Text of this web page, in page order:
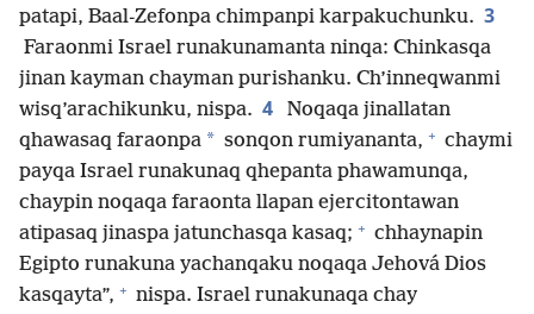
patapi, Baal-Zefonpa chimpanpi karpakuchunku. 3
Faraonmi Israel runakunamanta ninqa: Chinkasqa
jinan kayman chayman purishanku. Ch’inneqwanmi
wisq’arachikunku, nispa. 4
Noqaqa jinallatan
qhawasaq faraonpa * sonqon rumiyananta, + chaymi
payqa Israel runakunaq qhepanta phawamunqa,
chaypin noqaqa faraonta llapan ejercitontawan
atipasaq jinaspa jatunchasqa kasaq; + chhaynapin
Egipto runakuna yachanqaku noqaqa Jehová Dios
kasqayta”, + nispa. Israel runakunaqa chay